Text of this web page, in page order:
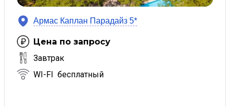
Армас Каплан Парадайз 5*
Цена по запросу
Завтрак
WI-FI бесплатный